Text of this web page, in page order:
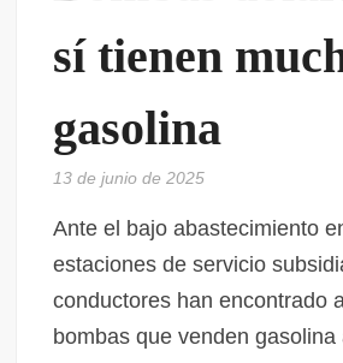
sí tienen
gasolina
13 de junio de 2025
Ante el bajo abastecimiento
estaciones de servicio
conductores han encontrado
bombas que venden gasolina